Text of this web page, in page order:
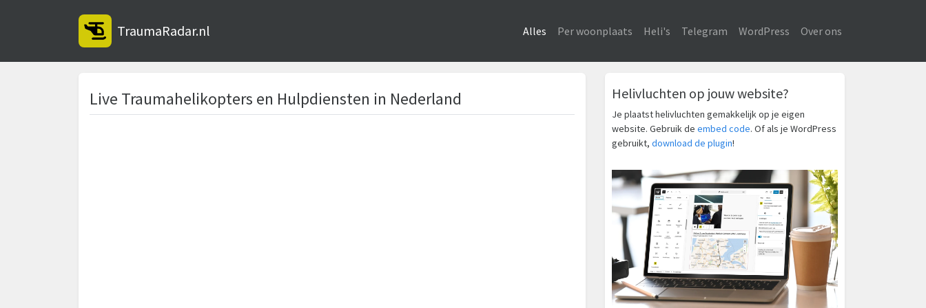
TraumaRadar.nl Alles Per woonplaats Heli's Telegram WordPress Over ons
Live Traumahelikopters en Hulpdiensten in Nederland Helivluchten op jouw website?
Je plaatst helivluchten gemakkelijk op je eigen
website. Gebruik de embed code. Of als je WordPress
gebruikt, download de plugin!